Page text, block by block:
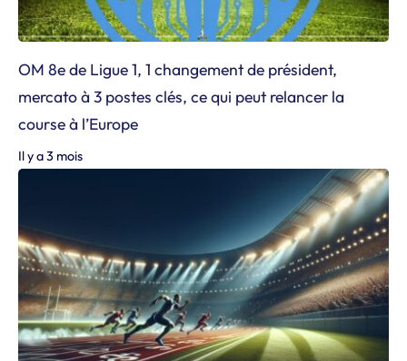
OM 8e de Ligue 1, 1 changement de président,
mercato à 3 postes clés, ce qui peut relancer la
course à l’Europe
Il y a 3 mois